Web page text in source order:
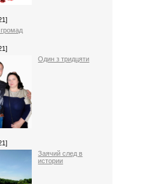
Один з тридцяти
Заячий след в
истории